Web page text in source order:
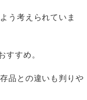
う考えられていま
すめ。
品との違いも判りや